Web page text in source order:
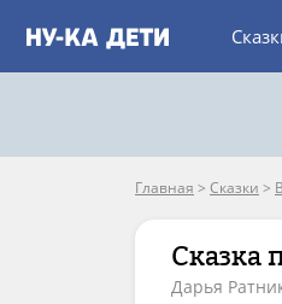
Главная > Сказки >
Сказка
Дарья